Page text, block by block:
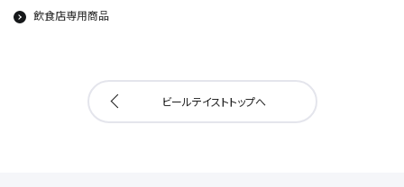
飲食店専用商品
ビールテイストトップへ